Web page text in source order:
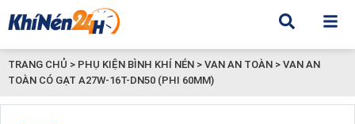
TRANG CHỦ > PHỤ KIỆN BÌNH KHÍ NÉN > VAN AN TOÀN > VAN AN
TOÀN CÓ GẠT A27W-16T-DN50 (PHI 60MM)